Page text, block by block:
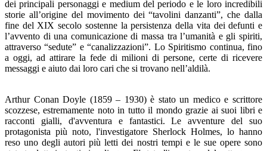
dei principali personaggi e medium del periodo e le loro incredibili
storie all’origine del movimento dei “tavolini danzanti”, che dalla
fine del XIX secolo sostenne la persistenza della vita dei defunti e
l’avvento di una comunicazione di massa tra l’umanità e gli spiriti,
attraverso “sedute” e “canalizzazioni”. Lo Spiritismo continua, fino
a oggi, ad attirare la fede di milioni di persone, certe di ricevere
messaggi e aiuto dai loro cari che si trovano nell’aldilà.
Arthur Conan Doyle (1859 – 1930) è stato un medico e scrittore
scozzese, estremamente noto in tutto il mondo grazie ai suoi libri e
racconti gialli, d'avventura e fantastici. Le avventure del suo
protagonista più noto, l'investigatore Sherlock Holmes, lo hanno
reso uno degli autori più letti dei nostri tempi e le sue opere sono